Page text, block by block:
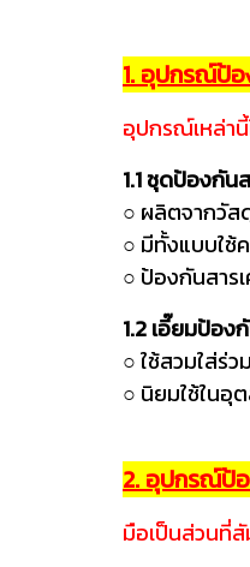
1. อุปกรณ์ป้
อุปกรณ์เหล่า
1.1 ชุดป้องกั
○ ผลิตจากวัส
○ มีทั้งแบบใช้
○ ป้องกัน
1.2 เอี๊ยมป้อ
○ ใช้สวมใส่ร่
○ นิย
2. อุปกรณ์ป้
มือเป็นส่วน